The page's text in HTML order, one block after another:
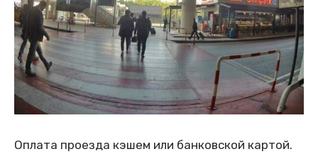
Оплата проезда кэшем или банковской картой.